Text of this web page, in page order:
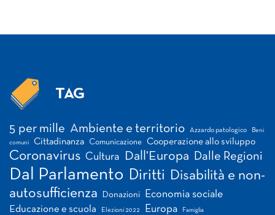
TAG
5 per mille Ambiente e territorio Azzardo patologico Beni
comuni Cittadinanza Comunicazione Cooperazione allo sviluppo
Coronavirus Cultura Dall'Europa Dalle Regioni
Dal Parlamento Diritti
Disabilità e non-
autosufficienza
Donazioni Economia sociale
Educazione e scuola Elezioni 2022 Europa Famiglia